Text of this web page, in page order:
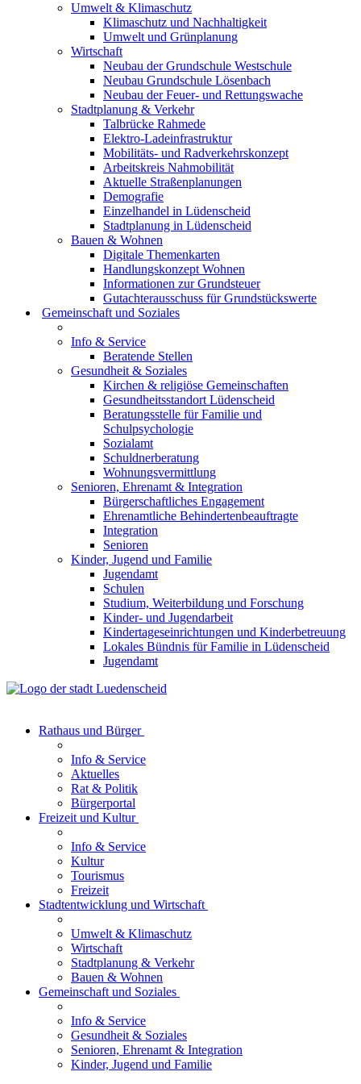
Umwelt & Klimaschutz
Klimaschutz und Nachhaltigkeit
Umwelt und Grünplanung
Wirtschaft
Neubau der Grundschule Westschule
Neubau Grundschule Lösenbach
Neubau der Feuer- und Rettungswache
Stadtplanung & Verkehr
Talbrücke Rahmede
Elektro-Ladeinfrastruktur
Mobilitäts- und Radverkehrskonzept
Arbeitskreis Nahmobilität
Aktuelle Straßenplanungen
Demografie
Einzelhandel in Lüdenscheid
Stadtplanung in Lüdenscheid
Bauen & Wohnen
Digitale Themenkarten
Handlungskonzept Wohnen
Informationen zur Grundsteuer
Gutachterausschuss für Grundstückswerte
Gemeinschaft und Soziales
Info & Service
Beratende Stellen
Gesundheit & Soziales
Kirchen & religiöse Gemeinschaften
Gesundheitsstandort Lüdenscheid
Beratungsstelle für Familie und
Schulpsychologie
Sozialamt
Schuldnerberatung
Wohnungsvermittlung
Senioren, Ehrenamt & Integration
Bürgerschaftliches Engagement
Ehrenamtliche Behindertenbeauftragte
Integration
Senioren
Kinder, Jugend und Familie
Jugendamt
Schulen
Studium, Weiterbildung und Forschung
Kinder- und Jugendarbeit
Kindertageseinrichtungen und Kinderbetreuung
Lokales Bündnis für Familie in Lüdenscheid
Jugendamt
Rathaus und Bürger
Info & Service
Aktuelles
Rat & Politik
Bürgerportal
Freizeit und Kultur
Info & Service
Kultur
Tourismus
Freizeit
Stadtentwicklung und Wirtschaft
Umwelt & Klimaschutz
Wirtschaft
Stadtplanung & Verkehr
Bauen & Wohnen
Gemeinschaft und Soziales
Info & Service
Gesundheit & Soziales
Senioren, Ehrenamt & Integration
Kinder, Jugend und Familie